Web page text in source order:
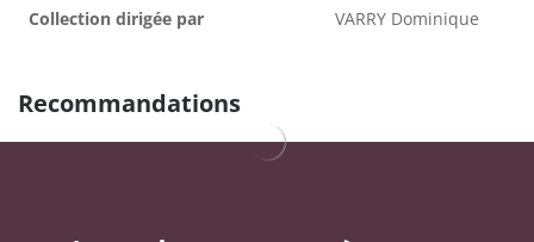
Collection dirigée par VARRY Dominique
Recommandations